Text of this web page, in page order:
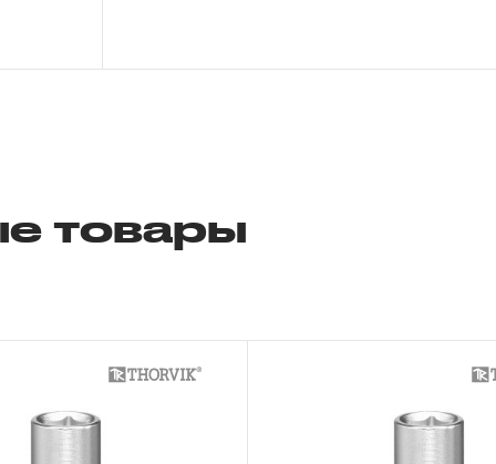
обнаруженный или возникший в
эксплуатации всех типов инструмента,
инструмента, которые перечислены в п.
товары